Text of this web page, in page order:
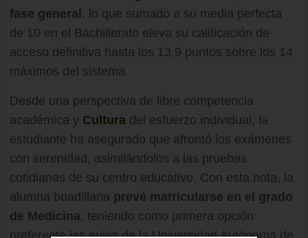
fase general , lo que sumado a su media perfecta
de 10 en el Bachillerato eleva su calificación de
acceso definitiva hasta los 13,9 puntos sobre los 14
máximos del sistema.
Desde una perspectiva de libre competencia
académica y Cultura del esfuerzo individual, la
estudiante ha asegurado que afrontó los exámenes
con serenidad, asimilándolos a las pruebas
cotidianas de su centro educativo. Con esta nota, la
alumna boadillana prevé matricularse en el grado
de Medicina, teniendo como primera opción